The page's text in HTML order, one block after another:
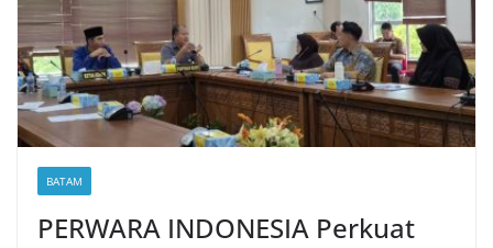
BATAM
PERWARA INDONESIA Perkuat